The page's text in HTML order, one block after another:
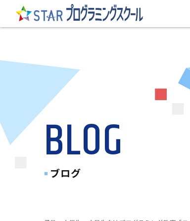
BLOG
ブログ